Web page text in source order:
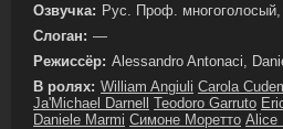
Озвучка: Рус. Проф. многоголосый,
Слоган: —
Режиссёр: Alessandro Antonaci,
В ролях: William Angiuli Carola
Ja'Michael Darnell
Teodoro Garruto
Daniele Marmi Симоне Моретто Alice